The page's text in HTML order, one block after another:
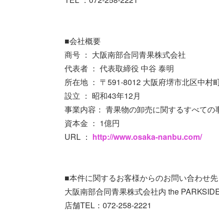
■会社概要
商号 ： 大阪南部合同青果株式会社
代表者 ： 代表取締役 中谷 泰明
所在地 ： 〒591-8012 大阪府堺市北区中村
設立 ： 昭和43年12月
事業内容： 青果物の卸売に関するすべての
資本金 ： 1億円
URL ： http://www.osaka-nanbu.com/
■本件に関するお客様からのお問い合わせ先
大阪南部合同青果株式会社内 the
店舗TEL：072-258-2221